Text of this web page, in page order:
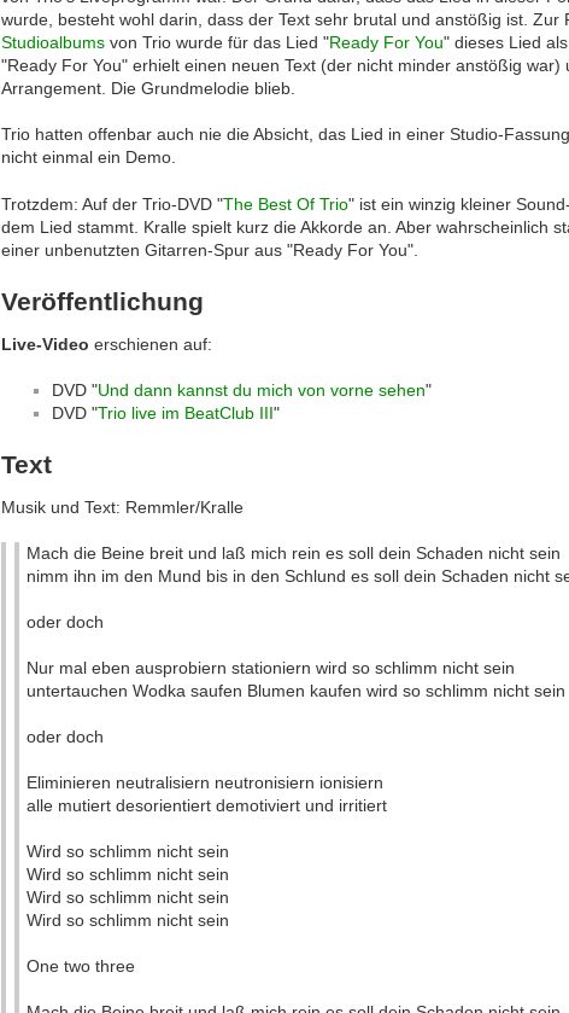
wurde, besteht wohl darin, dass der Text sehr brutal und anstößig ist. Zur
Studioalbums von Trio wurde für das Lied "Ready For You" dieses Lied
"Ready For You" erhielt einen neuen Text (der nicht minder anstößig war)
Arrangement. Die Grundmelodie blieb.
Trio hatten offenbar auch nie die Absicht, das Lied in einer Studio-
nicht einmal ein Demo.
Trotzdem: Auf der Trio-DVD "The Best Of Trio" ist ein winzig kleiner
dem Lied stammt. Kralle spielt kurz die Akkorde an. Aber wahrscheinlich
einer unbenutzten Gitarren-Spur aus "Ready For You".
Veröffentlichung
Live-Video erschienen auf:
DVD "Und dann kannst du mich von vorne sehen"
DVD "Trio live im BeatClub III"
Text
Musik und Text: Remmler/Kralle
Mach die Beine breit und laß mich rein es soll dein Schaden nicht sein
nimm ihn im den Mund bis in den Schlund es soll dein Schaden nicht
oder doch
Nur mal eben ausprobiern stationiern wird so schlimm nicht sein
untertauchen Wodka saufen Blumen kaufen wird so schlimm nicht sein
oder doch
Eliminieren neutralisiern neutronisiern ionisiern
alle mutiert desorientiert demotiviert und irritiert
Wird so schlimm nicht sein
Wird so schlimm nicht sein
Wird so schlimm nicht sein
Wird so schlimm nicht sein
One two three